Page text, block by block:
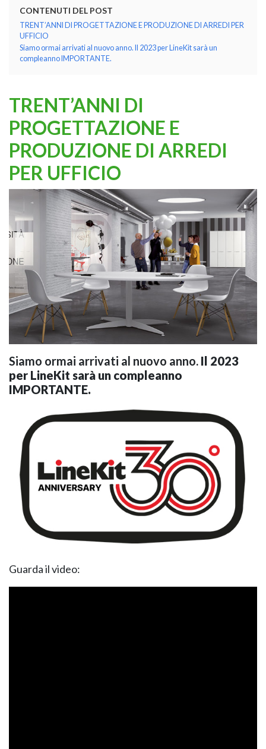
GIANO WOOD –
TWIST –
CONTENUTI DEL POST
TRENT’ANNI DI PROGETTAZIONE E PRODUZIONE DI ARREDI PER
UFFICIO
Siamo ormai arrivati al nuovo anno. Il 2023 per LineKit sarà un
compleanno IMPORTANTE.
TRENT’ANNI DI
PROGETTAZIONE E
PRODUZIONE DI ARREDI
PER UFFICIO
Siamo ormai arrivati al nuovo anno. Il 2023
per LineKit sarà un compleanno
IMPORTANTE.
Guarda il video: